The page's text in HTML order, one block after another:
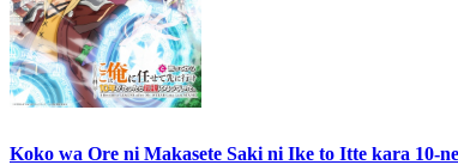
Koko wa Ore ni Makasete Saki ni Ike to Itte kara